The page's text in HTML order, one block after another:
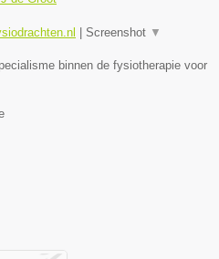
Screenshot ▼
binnen de fysiotherapie voor